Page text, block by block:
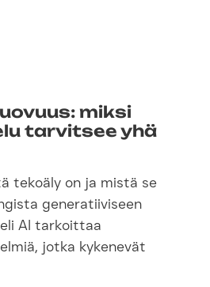
miksi
tarvitsee yhä
tekoäly on ja mistä se
generatiiviseen
AI tarkoittaa
jotka kykenevät